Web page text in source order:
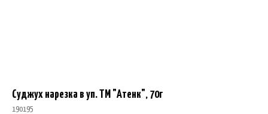
Суджух нарезка в уп. ТМ "Атенк", 70г
190195